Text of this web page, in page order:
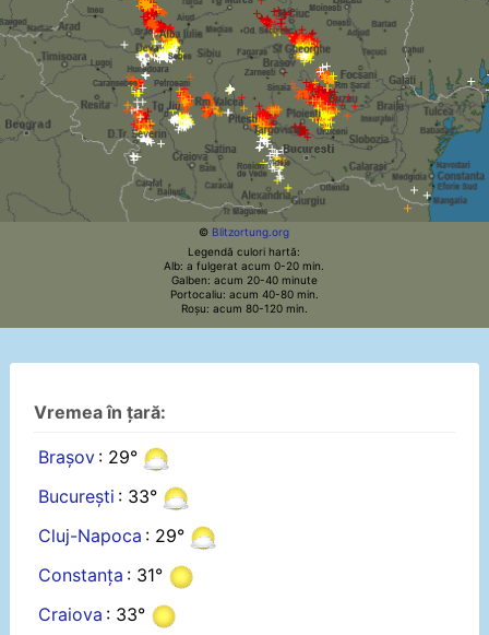
© Blitzortung.org
Legendă culori hartă:
Alb: a fulgerat acum 0-20 min.
Galben: acum 20-40 minute
Portocaliu: acum 40-80 min.
Roșu: acum 80-120 min.
Vremea în țară:
Brașov : 29°
București : 33°
Cluj-Napoca : 29°
Constanța : 31°
Craiova : 33°